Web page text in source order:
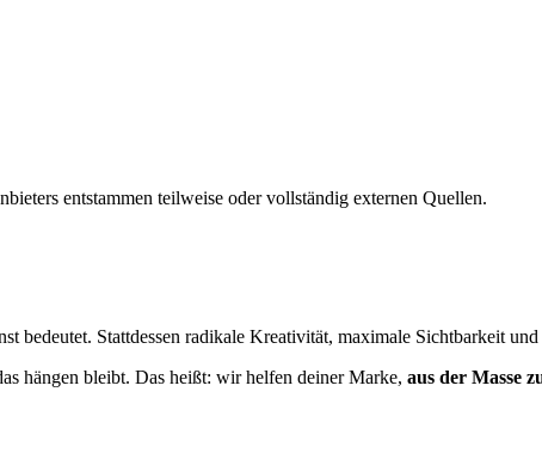
entstammen teilweise oder vollständig externen Quellen.
bedeutet. Stattdessen radikale Kreativität, maximale Sichtbarkeit und
hängen bleibt. Das heißt: wir helfen deiner Marke, aus der Masse